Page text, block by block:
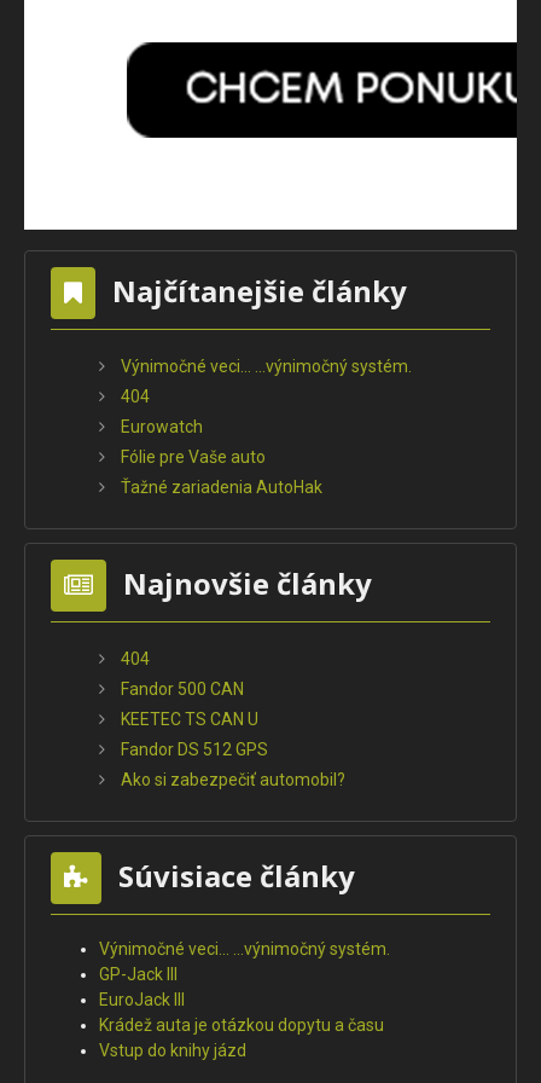
Najčítanejšie články
Výnimočné veci... ...výnimočný systém.
404
Eurowatch
Fólie pre Vaše auto
Ťažné zariadenia AutoHak
Najnovšie články
404
Fandor 500 CAN
KEETEC TS CAN U
Fandor DS 512 GPS
Ako si zabezpečiť automobil?
Súvisiace články
Výnimočné veci... ...výnimočný systém.
GP-Jack III
EuroJack III
Krádež auta je otázkou dopytu a času
Vstup do knihy jázd